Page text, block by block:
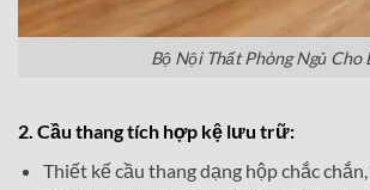
Bộ Nội Thất Phòng Ngủ Cho
2. Cầu thang tích hợp kệ lưu trữ:
Thiết kế cầu thang dạng hộp chắc